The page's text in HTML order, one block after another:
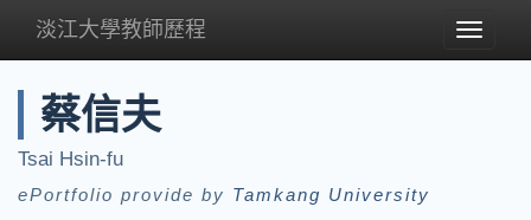
Toggle
淡江大學教師歷程
蔡信夫
Tsai Hsin-fu
ePortfolio provide by Tamkang University